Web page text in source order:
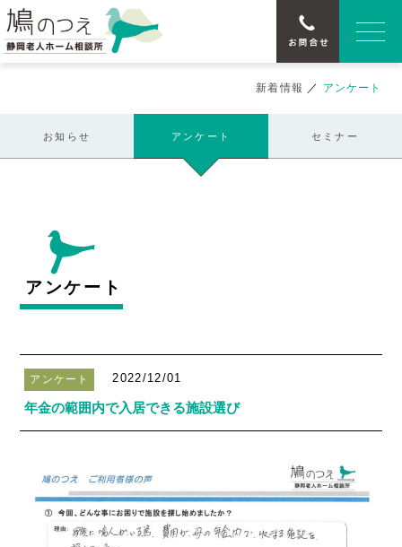
新着情報 ／ アンケート
お知らせ アンケート セミナー
アンケート
アンケート 2022/12/01
年金の範囲内で入居できる施設選び